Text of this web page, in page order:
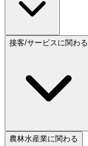
接客/サービスに関わる
農林水産業に関わる